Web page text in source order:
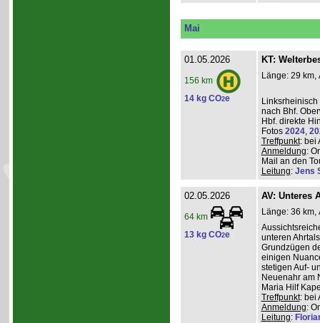
Mai
01.05.2026
156 km
14 kg CO2e
KT:
Länge: 29 km,
nach Bhf.
Hbf. direkte
Fotos 2024,
Treffpunkt: bei
Anmeldung:
Mail an den
Leitung: Jens
02.05.2026
64 km
13 kg CO2e
AV: Unteres
Länge: 36 km,
unteren
Grundzügen
einigen
stetigen Auf-
Neuenahr am
Maria Hilf
Treffpunkt: bei
Anmeldung:
Leitung: